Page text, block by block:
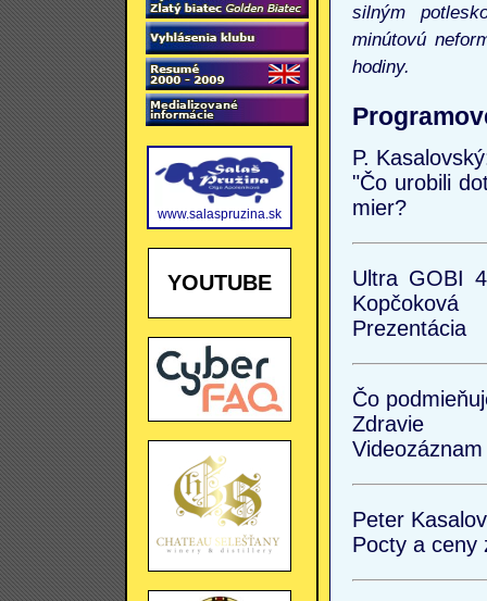
www.salaspruzina.sk
YOUTUBE
silným
minútovú
hodiny.
P.
"Čo urobili
mier?
Ultra GOBI
Kopčoková
Prezentácia
Čo
Zdravie
Peter
Pocty a ceny